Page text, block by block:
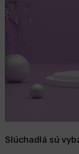
Slúchadlá sú